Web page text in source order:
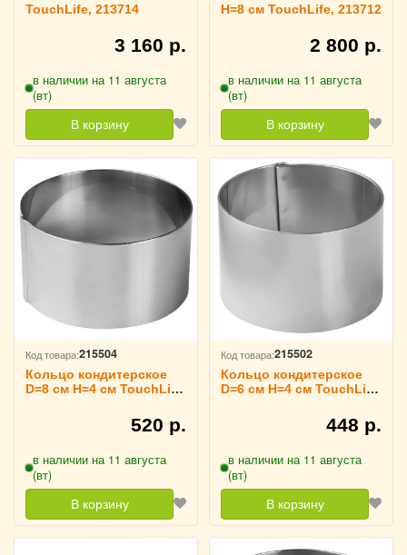
TouchLife, 213714
3 160 р.
в наличии на 11 августа
(вт)
В корзину
H=8 см TouchLife, 213712
2 800 р.
в наличии на 11 августа
(вт)
В корзину
Код товара:215504
Кольцо кондитерское
D=8 см H=4 см TouchLife,
520 р.
в наличии на 11 августа
(вт)
В корзину
Код товара:215502
Кольцо кондитерское
D=6 см H=4 см TouchLife,
448 р.
в наличии на 11 августа
(вт)
В корзину